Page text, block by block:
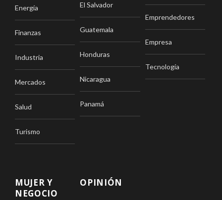
Energía
Finanzas
Industria
Mercados
Salud
Turismo
El Salvador
Guatemala
Honduras
Nicaragua
Panamá
Emprendedores
Empresa
Tecnología
MUJER Y
NEGOCIO
OPINIÓN